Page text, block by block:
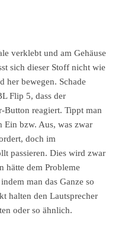
verklebt und am Gehäuse
sich dieser Stoff nicht wie
her bewegen. Schade
Flip 5, dass der
Button reagiert. Tippt man
Ein bzw. Aus, was zwar
doch im
passieren. Dies wird zwar
hätte dem Probleme
man das Ganze so
halten den Lautsprecher
oder so ähnlich.